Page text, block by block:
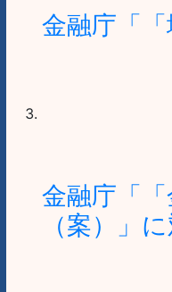
金融庁「
金融庁「
（案）」